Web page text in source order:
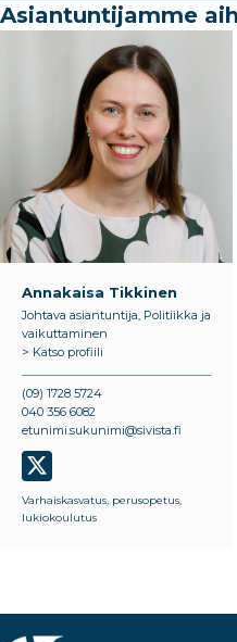
Asiantuntijamme
Annakaisa Tikkinen
Johtava asiantuntija, Politiikka ja
vaikuttaminen
> Katso profiili
(09) 1728 5724
040 356 6082
etunimi.sukunimi@sivista.fi
Varhaiskasvatus, perusopetus,
lukiokoulutus